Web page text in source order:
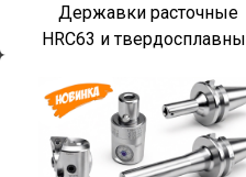
Державки расточные
HRC63 и